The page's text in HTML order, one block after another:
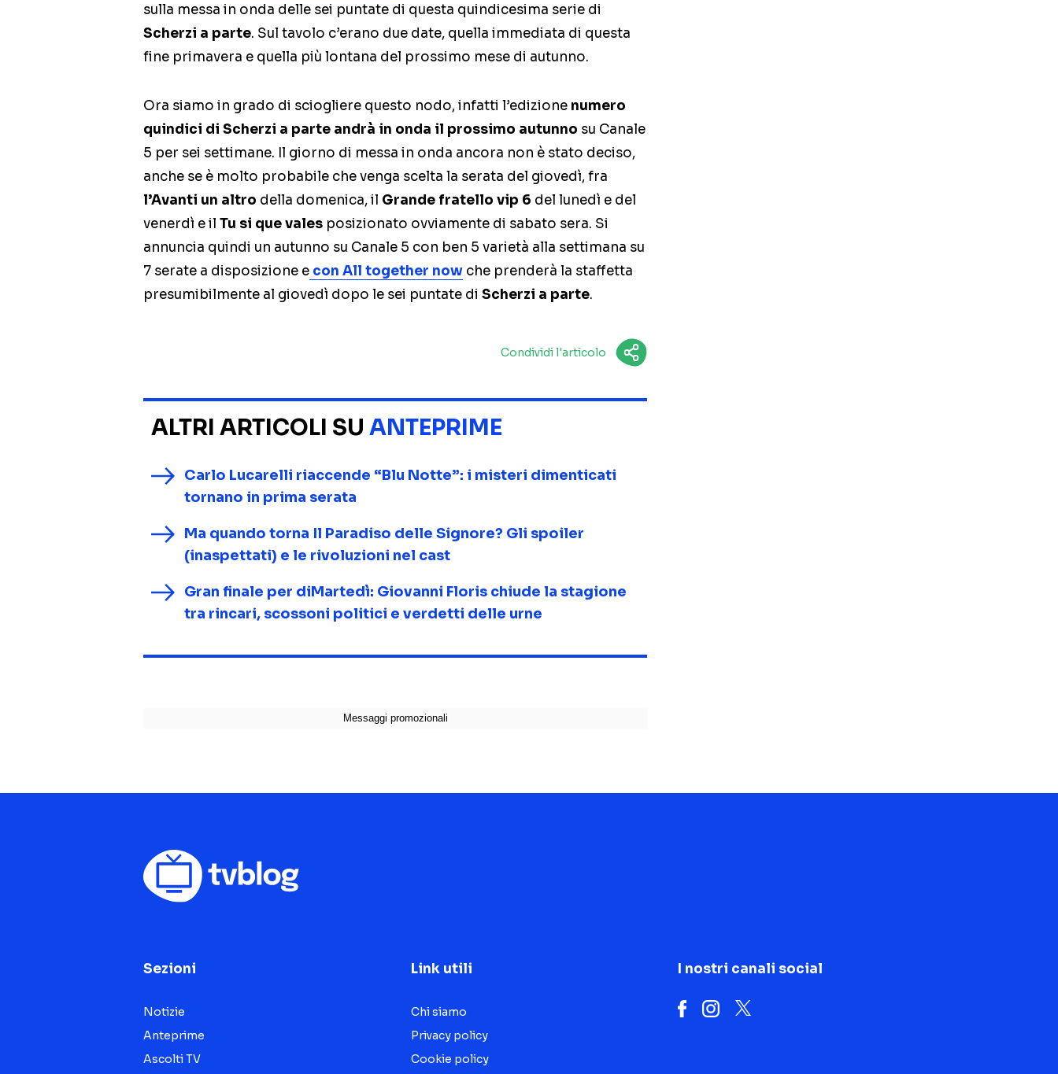
sulla messa in onda delle sei puntate di questa quindicesima serie di
Scherzi a parte. Sul tavolo c’erano due date, quella immediata di questa
fine primavera e quella più lontana del prossimo mese di autunno.
Ora siamo in grado di sciogliere questo nodo, infatti l’edizione numero
quindici di Scherzi a parte andrà in onda il prossimo autunno su Canale
5 per sei settimane. Il giorno di messa in onda ancora non è stato deciso,
anche se è molto probabile che venga scelta la serata del giovedì, fra
l’Avanti un altro della domenica, il Grande fratello vip 6 del lunedì e del
venerdì e il Tu si que vales posizionato ovviamente di sabato sera. Si
annuncia quindi un autunno su Canale 5 con ben 5 varietà alla settimana su
7 serate a disposizione e con All together now che prenderà la staffetta
presumibilmente al giovedì dopo le sei puntate di Scherzi a parte.
Condividi l'articolo
ALTRI ARTICOLI SU ANTEPRIME
Carlo Lucarelli riaccende “Blu Notte”: i misteri dimenticati
tornano in prima serata
Ma quando torna Il Paradiso delle Signore? Gli spoiler
(inaspettati) e le rivoluzioni nel cast
Gran finale per diMartedì: Giovanni Floris chiude la stagione
tra rincari, scossoni politici e verdetti delle urne
Sezioni
Notizie
Anteprime
Ascolti TV
Link utili
Chi siamo
Privacy policy
Cookie policy
I nostri canali social